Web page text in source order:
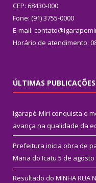
CEP: 68430-000
Fone: (91) 3755-0000
E-mail:
Horário de atendimento:
ÚLTIMAS PUBLICAÇÕES
Igarapé-Miri conquista o
avança na qualidade da
Prefeitura inicia obra de
Maria do Icatu 5 de agosto
Resultado do MINHA RUA